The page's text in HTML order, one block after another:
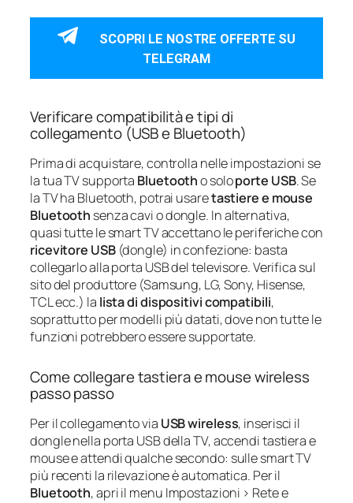
SCOPRI LE NOSTRE OFFERTE SU
TELEGRAM
Verificare compatibilità e tipi di
collegamento (USB e Bluetooth)
Prima di acquistare, controlla nelle impostazioni se
la tua TV supporta Bluetootho soloporte USB. Se
la TV ha Bluetooth, potrai usaretastiere e mouse
Bluetooth senza cavi o dongle. In alternativa,
quasi tutte le smart TV accettano le periferiche con
ricevitore USB(dongle) in confezione: basta
collegarlo alla porta USB del televisore. Verifica sul
sito del produttore (Samsung, LG, Sony, Hisense,
TCL ecc.) la lista di dispositivi compatibili,
soprattutto per modelli più datati, dove non tutte le
funzioni potrebbero essere supportate.
Come collegare tastiera e mouse wireless
passo passo
Per il collegamento via USB wireless, inserisci il
dongle nella porta USB della TV, accendi tastiera e
mouse e attendi qualche secondo: sulle smart TV
più recenti la rilevazione è automatica. Per il
Bluetooth, apri il menu Impostazioni > Rete e